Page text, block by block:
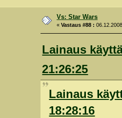
Vs: Star Wars
«Vastaus #88 :
Lainaus
21:26:25
Lainaus
18:28:16